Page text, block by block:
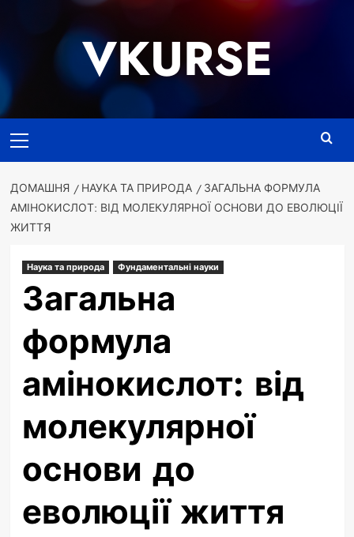
VKURSE
меню
ДОМАШНЯ НАУКА ТА ПРИРОДА
ЗАГАЛЬНА ФОРМУЛА
АМІНОКИСЛОТ: ВІД МОЛЕКУЛЯРНОЇ ОСНОВИ ДО ЕВОЛЮЦІЇ
ЖИТТЯ
Наука та природа Фундаментальні науки
Загальна
формула
амінокислот: від
молекулярної
основи до
еволюції життя